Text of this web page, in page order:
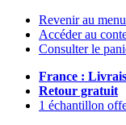
Revenir au menu
Accéder au
Consulter le
France :
Retour gratuit
1 échantillon